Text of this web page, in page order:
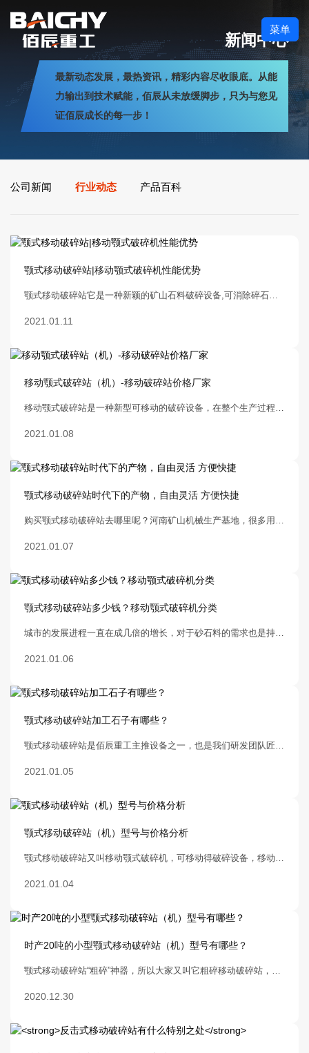
菜单
新闻中心
最新动态发展，最热资讯，精彩内容尽收眼底。从能
力输出到技术赋能，佰辰从未放缓脚步，只为与您见
证佰辰成长的每一步！
公司新闻 行业动态 产品百科
颚式移动破碎站|移动颚式破碎机性能优势
颚式移动破碎站它是一种新颖的矿山石料破碎设备,可消除碎石场地、环境带给客户带来的障碍，可直接进入工作现场，直接开始工作，不需运输，降低石料运输费用，直接达到用户的成品粒度要求。提高生产工作效率，给用户带来更高的收益。
2021.01.11
移动颚式破碎站（机）-移动破碎站价格厂家
移动颚式破碎站是一种新型可移动的破碎设备，在整个生产过程中充当重要角色。该设备集破碎，筛分于一体，整个流程运行通畅，节能环保，稳定可靠，且可与不同型号的颚式破碎机组合，满足不同用料需求。此外，颚式移动破碎站价格便宜，收益快，投资风险小，值得选购！
2021.01.08
颚式移动破碎站时代下的产物，自由灵活 方便快捷
购买颚式移动破碎站去哪里呢？河南矿山机械生产基地，很多用户选择来河南这里购买设备，这里生产的移动破碎站深受用户青睐
2021.01.07
颚式移动破碎站多少钱？移动颚式破碎机分类
城市的发展进程一直在成几倍的增长，对于砂石料的需求也是持续增长，石子砂子骨料等作为基础建设的必备原料，利润很高，吸引很多人前来投资，今天给大家介绍就是加工石子砂子骨料运行方便，移动性强的颚式移动破碎站。
2021.01.06
颚式移动破碎站加工石子有哪些？
颚式移动破碎站是佰辰重工主推设备之一，也是我们研发团队匠心创造得，并且优化升级得到了这套精益求精设备。我们一直遵循对每道工序负责、对每台产品负责、对每位用户负责的质量方针，竭诚为用户服务。有需要移动破碎设备得客户可以来佰辰看看。
2021.01.05
颚式移动破碎站（机）型号与价格分析
颚式移动破碎站又叫移动颚式破碎机，可移动得破碎设备，移动颚破机等是现如今市场上大受用户好评的设备，市场需求很大，那么如何选择到质美价廉的设备呢？
2021.01.04
时产20吨的小型颚式移动破碎站（机）型号有哪些？
颚式移动破碎站“粗碎”神器，所以大家又叫它粗碎移动破碎站，主要用来加工大块石头，随着近几年的高速铁路，城乡建设的快速发展，颚式移动破碎站成了抢手设备，问题就来了，大家都觉得移动破碎站就是一条生产线，并不是所有的客户需要的产量都很大，那怎么办呢？
2020.12.30